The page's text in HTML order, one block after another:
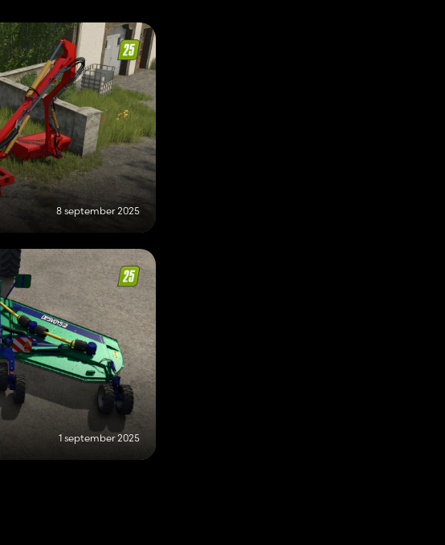
8 september 2025
1 september 2025